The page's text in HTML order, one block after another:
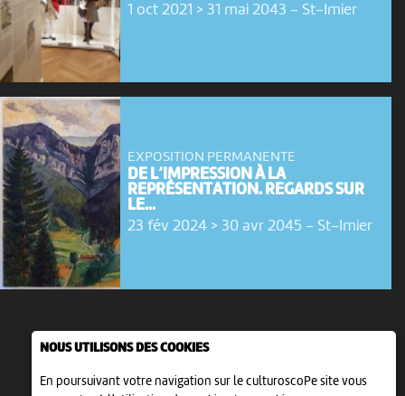
NOUS UTILISONS DES COOKIES
En poursuivant votre navigation sur le culturoscoPe site vous
1 oct 2021 > 31 mai 2043 - St-Imier
EXPOSITION PERMANENTE
DE L’IMPRESSION À LA
REPRÉSENTATION. REGARDS SUR
LE...
23 fév 2024 > 30 avr 2045 - St-Imier